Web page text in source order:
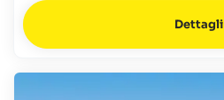
Dettagli